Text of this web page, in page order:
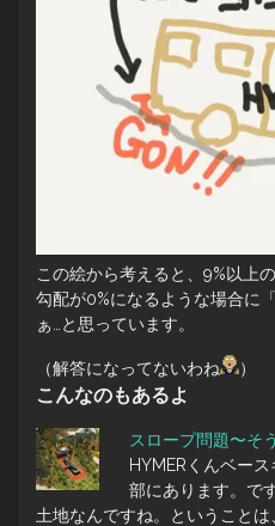
この絵から考えると、9%以上
勾配が0%になるような場合に
ぁ…と思っています。
（解答になってないわね ）
こんなのもあるよ
スロープ問題〜そ
HYMERくんベー
部にあります。で
土地なんですね。ということ